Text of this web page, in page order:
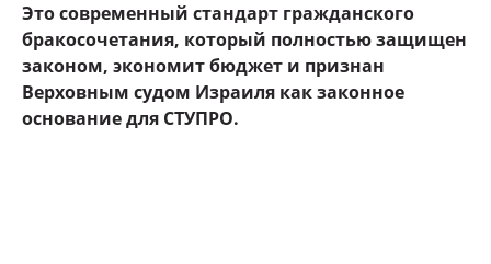
Это современный стандарт гражданского
бракосочетания, который полностью защищен
законом, экономит бюджет и признан
Верховным судом Израиля как законное
основание для СТУПРО.